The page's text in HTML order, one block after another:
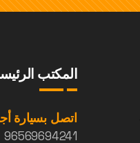
المكتب
اتصل بسيارة
96569694241